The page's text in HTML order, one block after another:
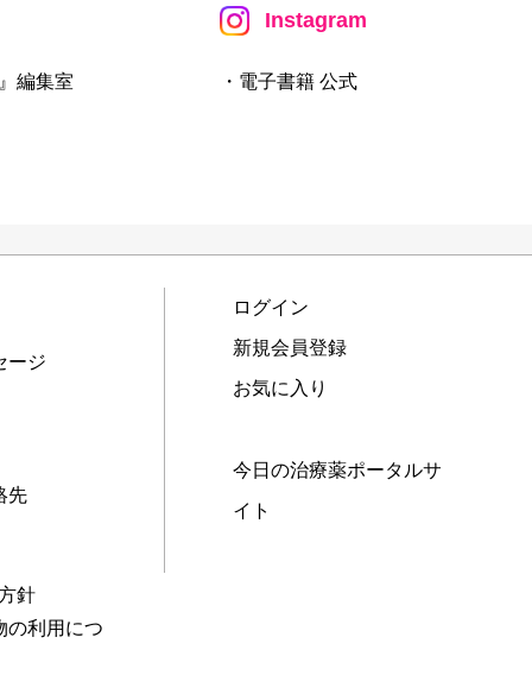
編集室
Instagram
・電子書籍 公式
ージ
先
針
の利用につ
ログイン
新規会員登録
お気に入り
今日の治療薬ポータルサ
イト